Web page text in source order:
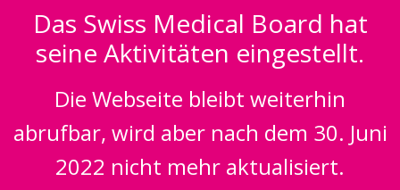
Das Swiss Medical Board hat
seine Aktivitäten eingestellt.
Die Webseite bleibt weiterhin
abrufbar, wird aber nach dem 30. Juni
2022 nicht mehr aktualisiert.